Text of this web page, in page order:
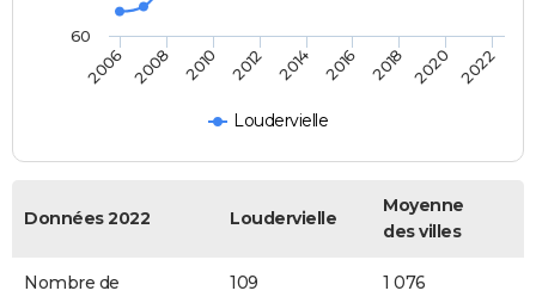
Loudervielle
2006 2008 2010 2012 2014 2016 2018 2020 2022
60
Données 2022 Loudervielle
Moyenne
des villes
Nombre de
109 1 076